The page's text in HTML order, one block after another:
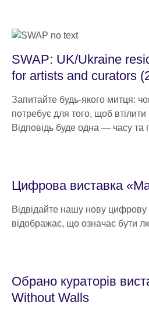
SWAP: UK/Ukraine
for artists and curators
Запитайте будь-якого митця:
потребує для того, щоб втілити
Відповідь буде одна — часу та
Цифрова виставка
Відвідайте нашу нову цифрову
відображає, що означає бути
Обрано кураторів
Without Walls